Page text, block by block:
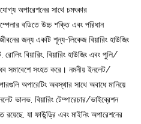
অপারেশনের সাথে চমৎকার
বডিতে উচ্চ শক্তি এবং পরিধান
জীবনের জন্য একটি শূন্য-লিকেজ বিয়ারিং হাউজিং
বিয়ারিং, বিয়ারিং হাউজিং এবং পুলি/
সমাবেশে সংহত করে। নমনীয় ইনলেট/
অপারেটিং অবস্থার সাথে অবাধে মানিয়ে
ভালভ, বিয়ারিং টেম্পারেচার/ভাইব্রেশন
যা ফাউন্ড্রি এবং মাইনিং অপারেশনের